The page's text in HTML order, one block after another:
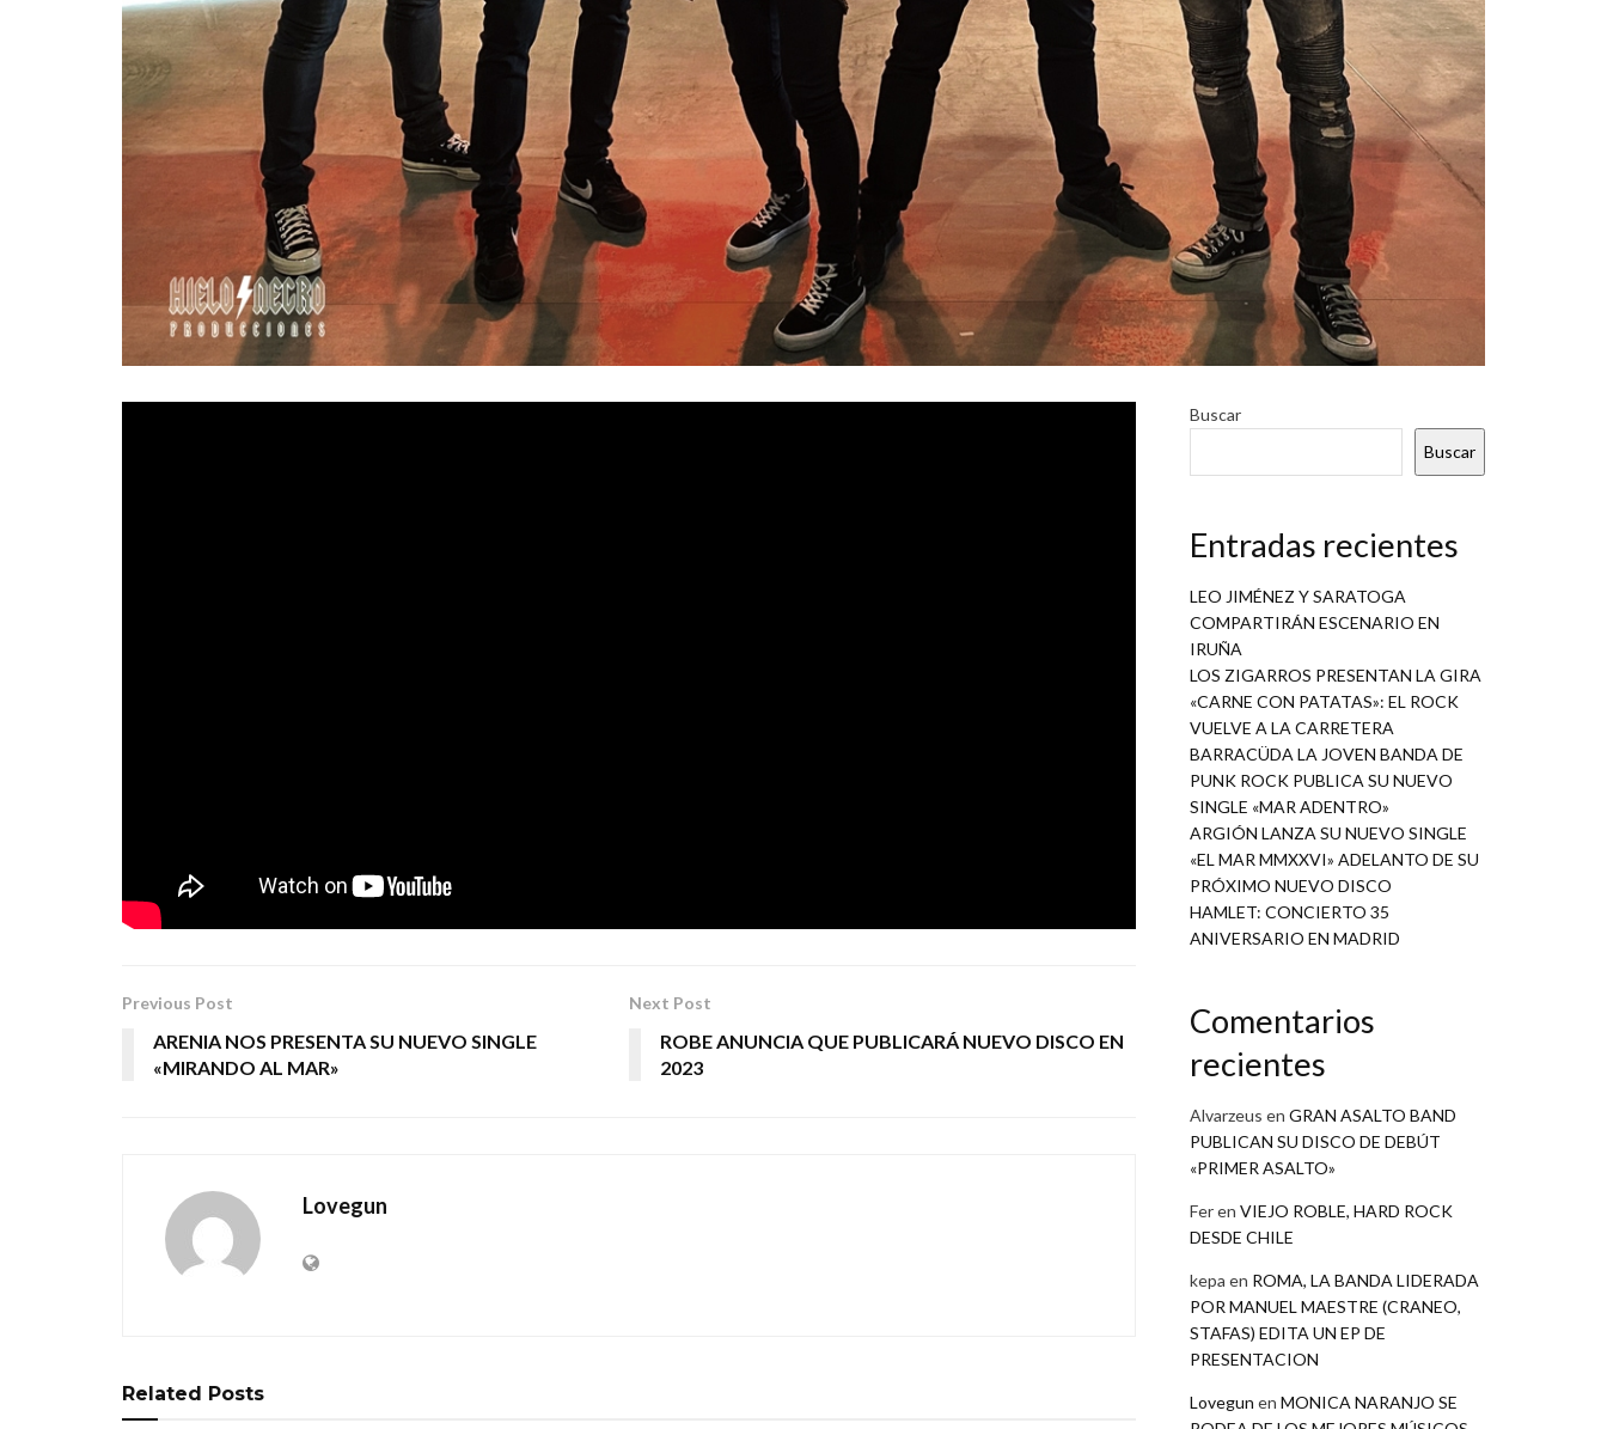
Tags:
Previous Post
ARENIA NOS PRESENTA SU NUEVO SINGLE
«MIRANDO AL MAR»
Next Post
ROBE ANUNCIA QUE PUBLICARÁ NUEVO DISCO EN
2023
Lovegun
Related Posts
Buscar
Buscar
Entradas recientes
LEO JIMÉNEZ Y SARATOGA
COMPARTIRÁN ESCENARIO EN
IRUÑA
LOS ZIGARROS PRESENTAN LA GIRA
«CARNE CON PATATAS»: EL ROCK
VUELVE A LA CARRETERA
BARRACÜDA LA JOVEN BANDA DE
PUNK ROCK PUBLICA SU NUEVO
SINGLE «MAR ADENTRO»
ARGIÓN LANZA SU NUEVO SINGLE
«EL MAR MMXXVI» ADELANTO DE SU
PRÓXIMO NUEVO DISCO
HAMLET: CONCIERTO 35
ANIVERSARIO EN MADRID
Comentarios
recientes
Alvarzeus en GRAN ASALTO BAND
PUBLICAN SU DISCO DE DEBÚT
«PRIMER ASALTO»
Feren VIEJO ROBLE, HARD ROCK
DESDE CHILE
kepa en ROMA, LA BANDA LIDERADA
POR MANUEL MAESTRE (CRANEO,
STAFAS) EDITA UN EP DE
PRESENTACION
Lovegun en MONICA NARANJO SE